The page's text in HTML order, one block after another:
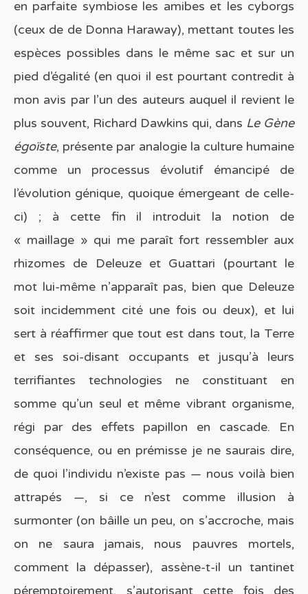
en parfaite symbiose les amibes et les cyborgs
(ceux de de Donna Haraway), mettant toutes les
espèces possibles dans le même sac et sur un
pied d’égalité (en quoi il est pourtant contredit à
mon avis par l’un des auteurs auquel il revient le
plus souvent, Richard Dawkins qui, dans Le Gène
égoïste, présente par analogie la culture humaine
comme un processus évolutif émancipé de
l’évolution génique, quoique émergeant de celle-
ci) ; à cette fin il introduit la notion de
« maillage » qui me paraît fort ressembler aux
rhizomes de Deleuze et Guattari (pourtant le
mot lui-même n’apparaît pas, bien que Deleuze
soit incidemment cité une fois ou deux), et lui
sert à réaffirmer que tout est dans tout, la Terre
et ses soi-disant occupants et jusqu’à leurs
terrifiantes technologies ne constituant en
somme qu’un seul et même vibrant organisme,
régi par des effets papillon en cascade. En
conséquence, ou en prémisse je ne saurais dire,
de quoi l’individu n’existe pas — nous voilà bien
attrapés —, si ce n’est comme illusion à
surmonter (on bâille un peu, on s’accroche, mais
on ne saura jamais, nous pauvres mortels,
comment la dépasser), assène-t-il un tantinet
péremptoirement, s’autorisant cette fois des